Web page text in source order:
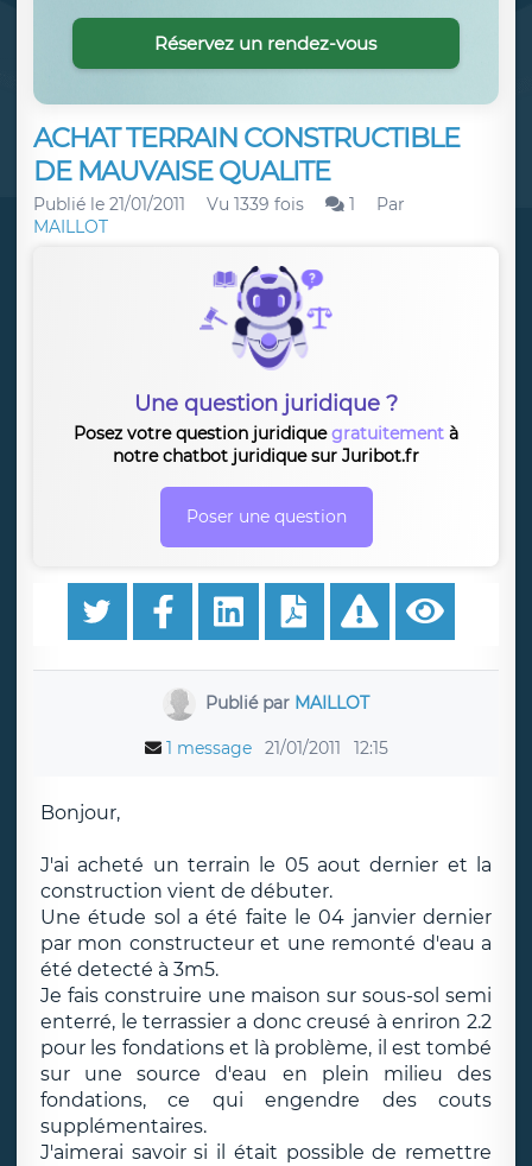
ACHAT TERRAIN CONSTRUCTIBLE
DE MAUVAISE QUALITE
Publié le 21/01/2011 Vu 1339 fois 1
Par
MAILLOT
Une question juridique ?
Posez votre question juridiquegratuitement à
notre chatbot juridique sur Juribot.fr
Poser une question
Publié par MAILLOT
1 message 21/01/2011 12:15
Bonjour,
J'ai acheté un terrain le 05 aout dernier et la
construction vient de débuter.
Une étude sol a été faite le 04 janvier dernier
par mon constructeur et une remonté d'eau a
été detecté à 3m5.
Je fais construire une maison sur sous-sol semi
enterré, le terrassier a donc creusé à enriron 2.2
pour les fondations et là problème, il est tombé
sur une source d'eau en plein milieu des
fondations, ce qui engendre des couts
supplémentaires.
J'aimerai savoir si il était possible de remettre
Réservez un rendez-vous